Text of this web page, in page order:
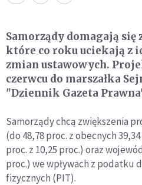
Samorządy domagają się
które co roku uciekają z
zmian ustawowych.
czerwcu do marszałka
"Dziennik Gazeta
Samorządy chcą zwiększenia
(do 48,78 proc. z obecnych
proc. z 10,25 proc.) oraz
proc.) we wpływach z podatku
fizycznych (PIT).